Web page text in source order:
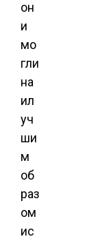
он
и
мо
гли
на
ил
уч
ши
м
об
раз
ом
ис